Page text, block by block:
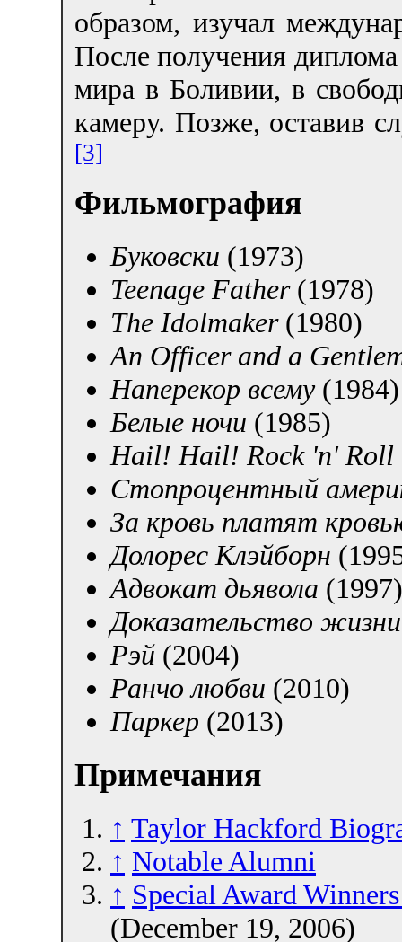
образом, изучал
После получения
мира в Боливии, в
камеру. Позже, оставив
[3]
Фильмография
Буковски (1973)
Teenage Father(1978)
The Idolmaker(1980)
An Officer and a
Наперекор всему(1984)
Белые ночи (1985)
Hail! Hail! Rock 'n' Roll
Стопроцентный
За кровь платят
Долорес Клэйборн
Адвокат дьявола (1997)
Доказательство жизни
Рэй (2004)
Ранчо любви (2010)
Паркер (2013)
Примечания
↑ Taylor Hackford
↑ Notable Alumni
↑ Special Award
(December 19, 2006)